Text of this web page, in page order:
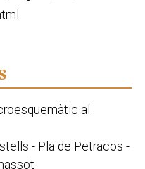
al
- Pla de Petracos -